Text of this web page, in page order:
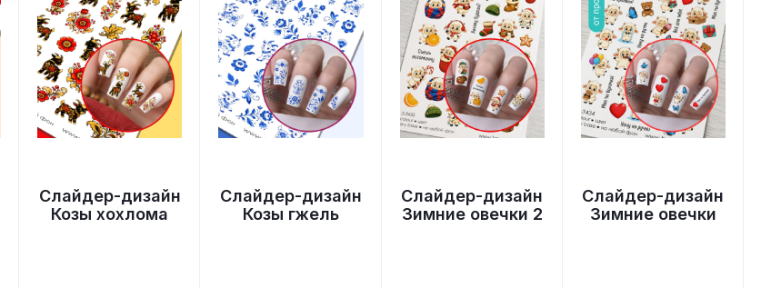
Слайдер-дизайн
Козы хохлома
Слайдер-дизайн
Козы гжель
Слайдер-дизайн
Зимние овечки 2
Слайдер-дизайн
Зимние овечки